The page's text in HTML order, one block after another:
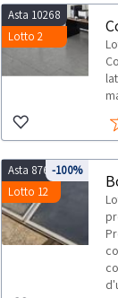
Asta 10268
Lotto 2
Asta 8767
Lotto 12
-100%